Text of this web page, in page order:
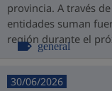
provincia. A través
entidades suman
región durante el
general
30/06/2026